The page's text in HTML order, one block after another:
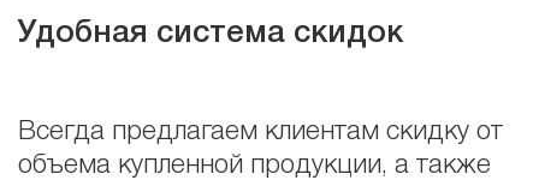
Удобная система скидок
Всегда предлагаем клиентам скидку от
объема купленной продукции, а также